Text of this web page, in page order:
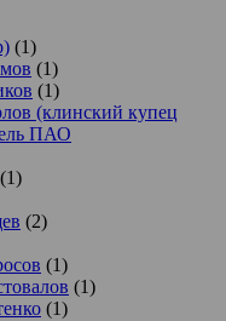
(1)
(1)
(1)
(клинский купец
ПАО
(1)
(2)
(1)
(1)
(1)